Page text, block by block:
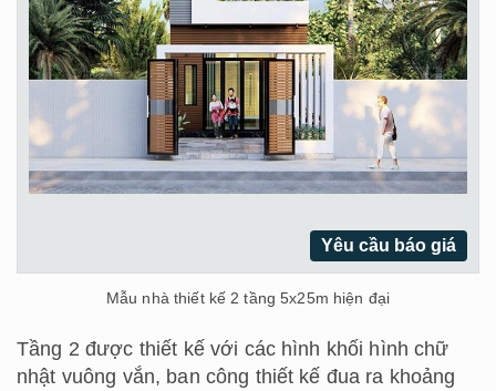
Yêu cầu báo giá
Mẫu nhà thiết kế 2 tầng 5x25m hiện đại
Tầng 2 được thiết kế với các hình khối hình chữ
nhật vuông vắn, ban công thiết kế đua ra khoảng